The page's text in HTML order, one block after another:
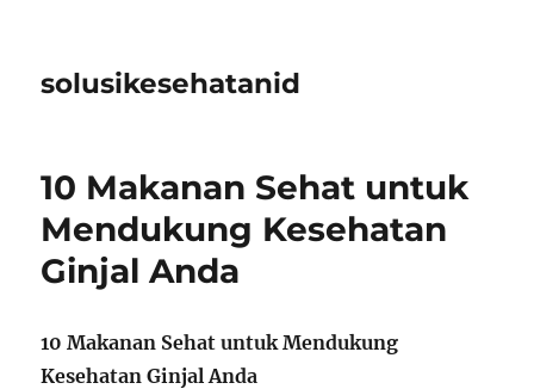
solusikesehatanid
10 Makanan Sehat untuk
Mendukung Kesehatan
Ginjal Anda
10 Makanan Sehat untuk Mendukung
Kesehatan Ginjal Anda